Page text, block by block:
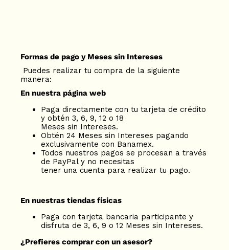
Formas de pago y Meses sin Intereses
Puedes realizar tu compra de la siguiente
manera:
En nuestra página web
Paga directamente con tu tarjeta de crédito
y obtén 3, 6, 9, 12 o 18
Meses sin Intereses.
Obtén 24 Meses sin Intereses pagando
exclusivamente con Banamex.
Todos nuestros pagos se procesan a través
de PayPal y no necesitas
tener una cuenta para realizar tu pago.
En nuestras tiendas físicas
Paga con tarjeta bancaria participante y
disfruta de 3, 6, 9 o 12 Meses sin Intereses.
¿Prefieres comprar con un asesor?